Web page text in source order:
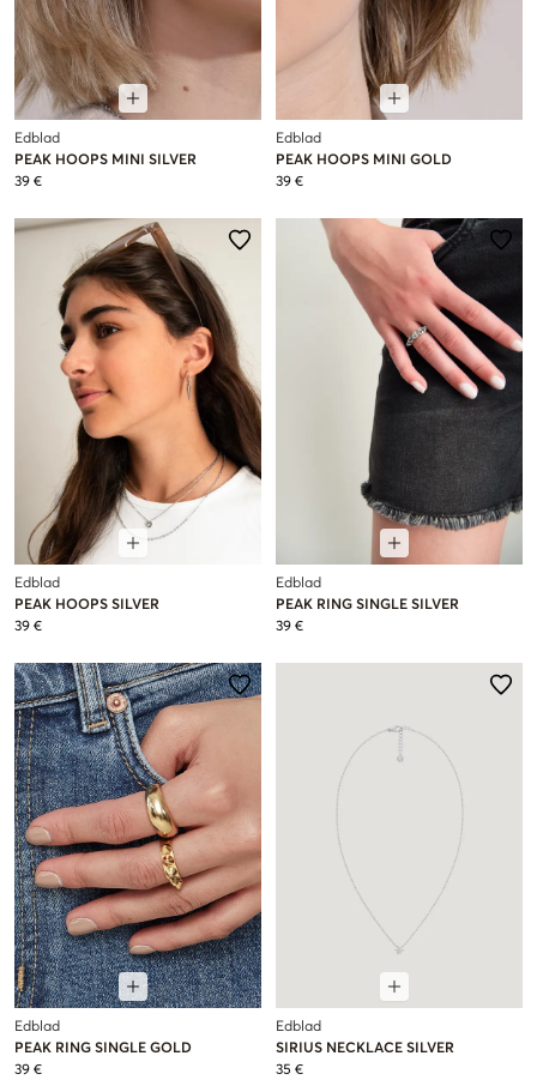
Edblad
PEAK HOOPS MINI SILVER
39 €
Edblad
PEAK HOOPS MINI GOLD
39 €
Edblad
PEAK HOOPS SILVER
39 €
Edblad
PEAK RING SINGLE SILVER
39 €
Edblad
PEAK RING SINGLE GOLD
39 €
Edblad
SIRIUS NECKLACE SILVER
35 €